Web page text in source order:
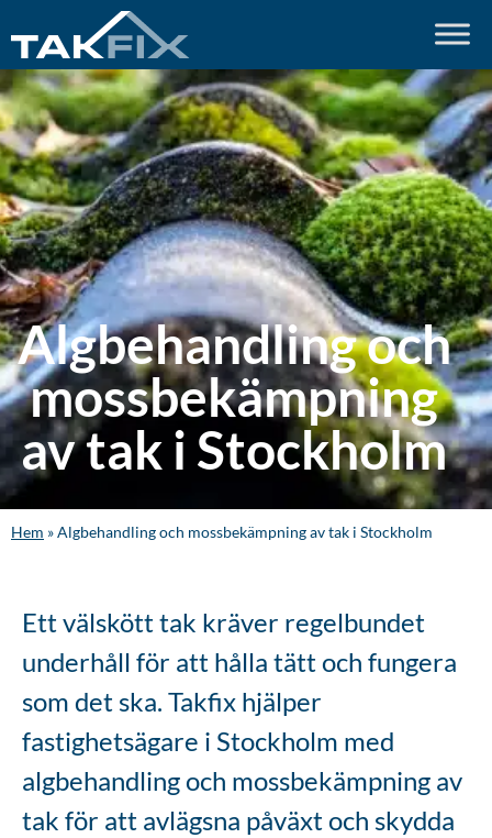
Algbehandling och
mossbekämpning
av tak i Stockholm
Hem »Algbehandling och mossbekämpning av tak i Stockholm
Ett välskött tak kräver regelbundet
underhåll för att hålla tätt och fungera
som det ska. Takfix hjälper
fastighetsägare i Stockholm med
algbehandling och mossbekämpning av
tak för att avlägsna påväxt och skydda